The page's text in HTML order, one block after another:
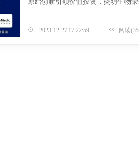
原始创新引领价值投资，炎明生物
2023-12-27 17:22:59 阅读